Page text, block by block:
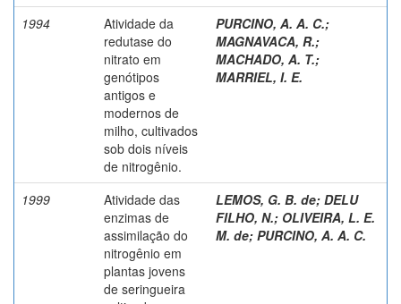
1994
Atividade da
redutase do
nitrato em
genótipos
antigos e
modernos de
milho, cultivados
sob dois níveis
de nitrogênio.
PURCINO, A. A. C.;
MAGNAVACA, R.;
MACHADO, A. T.;
MARRIEL, I. E.
1999
Atividade das
enzimas de
assimilação do
nitrogênio em
plantas jovens
de seringueira
LEMOS, G. B. de; DELU
FILHO, N.; OLIVEIRA, L. E.
M. de; PURCINO, A. A. C.